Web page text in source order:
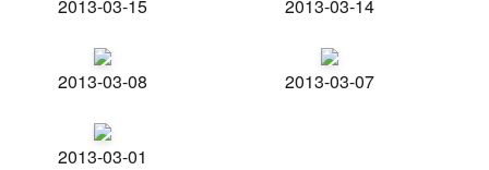
2013-03-15 2013-03-14
2013-03-08 2013-03-07
2013-03-01